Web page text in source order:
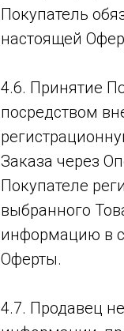
Покупатель
настоящей
4.6. Принятие
посредством
Заказа через
Покупателе
выбранного
информацию в
Оферты.
4.7. Продавец